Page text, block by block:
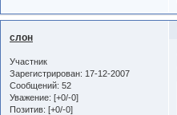
слон
Участник
Зарегистрирован: 17-12-2007
Сообщений: 52
Уважение: [+0/-0]
Позитив: [+0/-0]